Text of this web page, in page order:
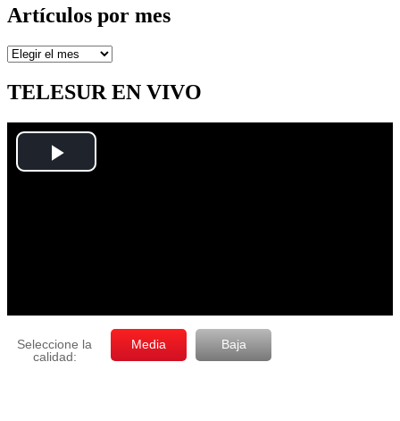
Artículos por mes
Artículos
mes
TELESUR EN VIVO